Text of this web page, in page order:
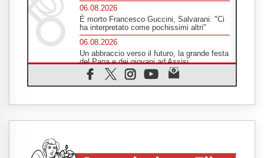
06.08.2026
È morto Francesco Guccini, Salvarani: "Ci
ha interpretato come pochissimi altri"
06.08.2026
Un abbraccio verso il futuro, la grande festa
del Papa e dei giovani ad Assisi
06.08.2026
Il grazie dei giovani al Papa: "Oggi ci
Leone XIV: la rivoluzione del Vangelo
06.08.2026